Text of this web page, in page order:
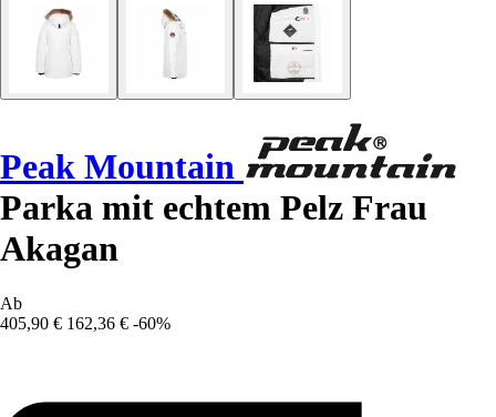
Peak Mountain
Parka mit echtem Pelz Frau
Akagan
Ab
405,90 € 162,36 € -60%